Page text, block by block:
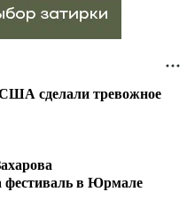
сделали тревожное
фестиваль в Юрмале